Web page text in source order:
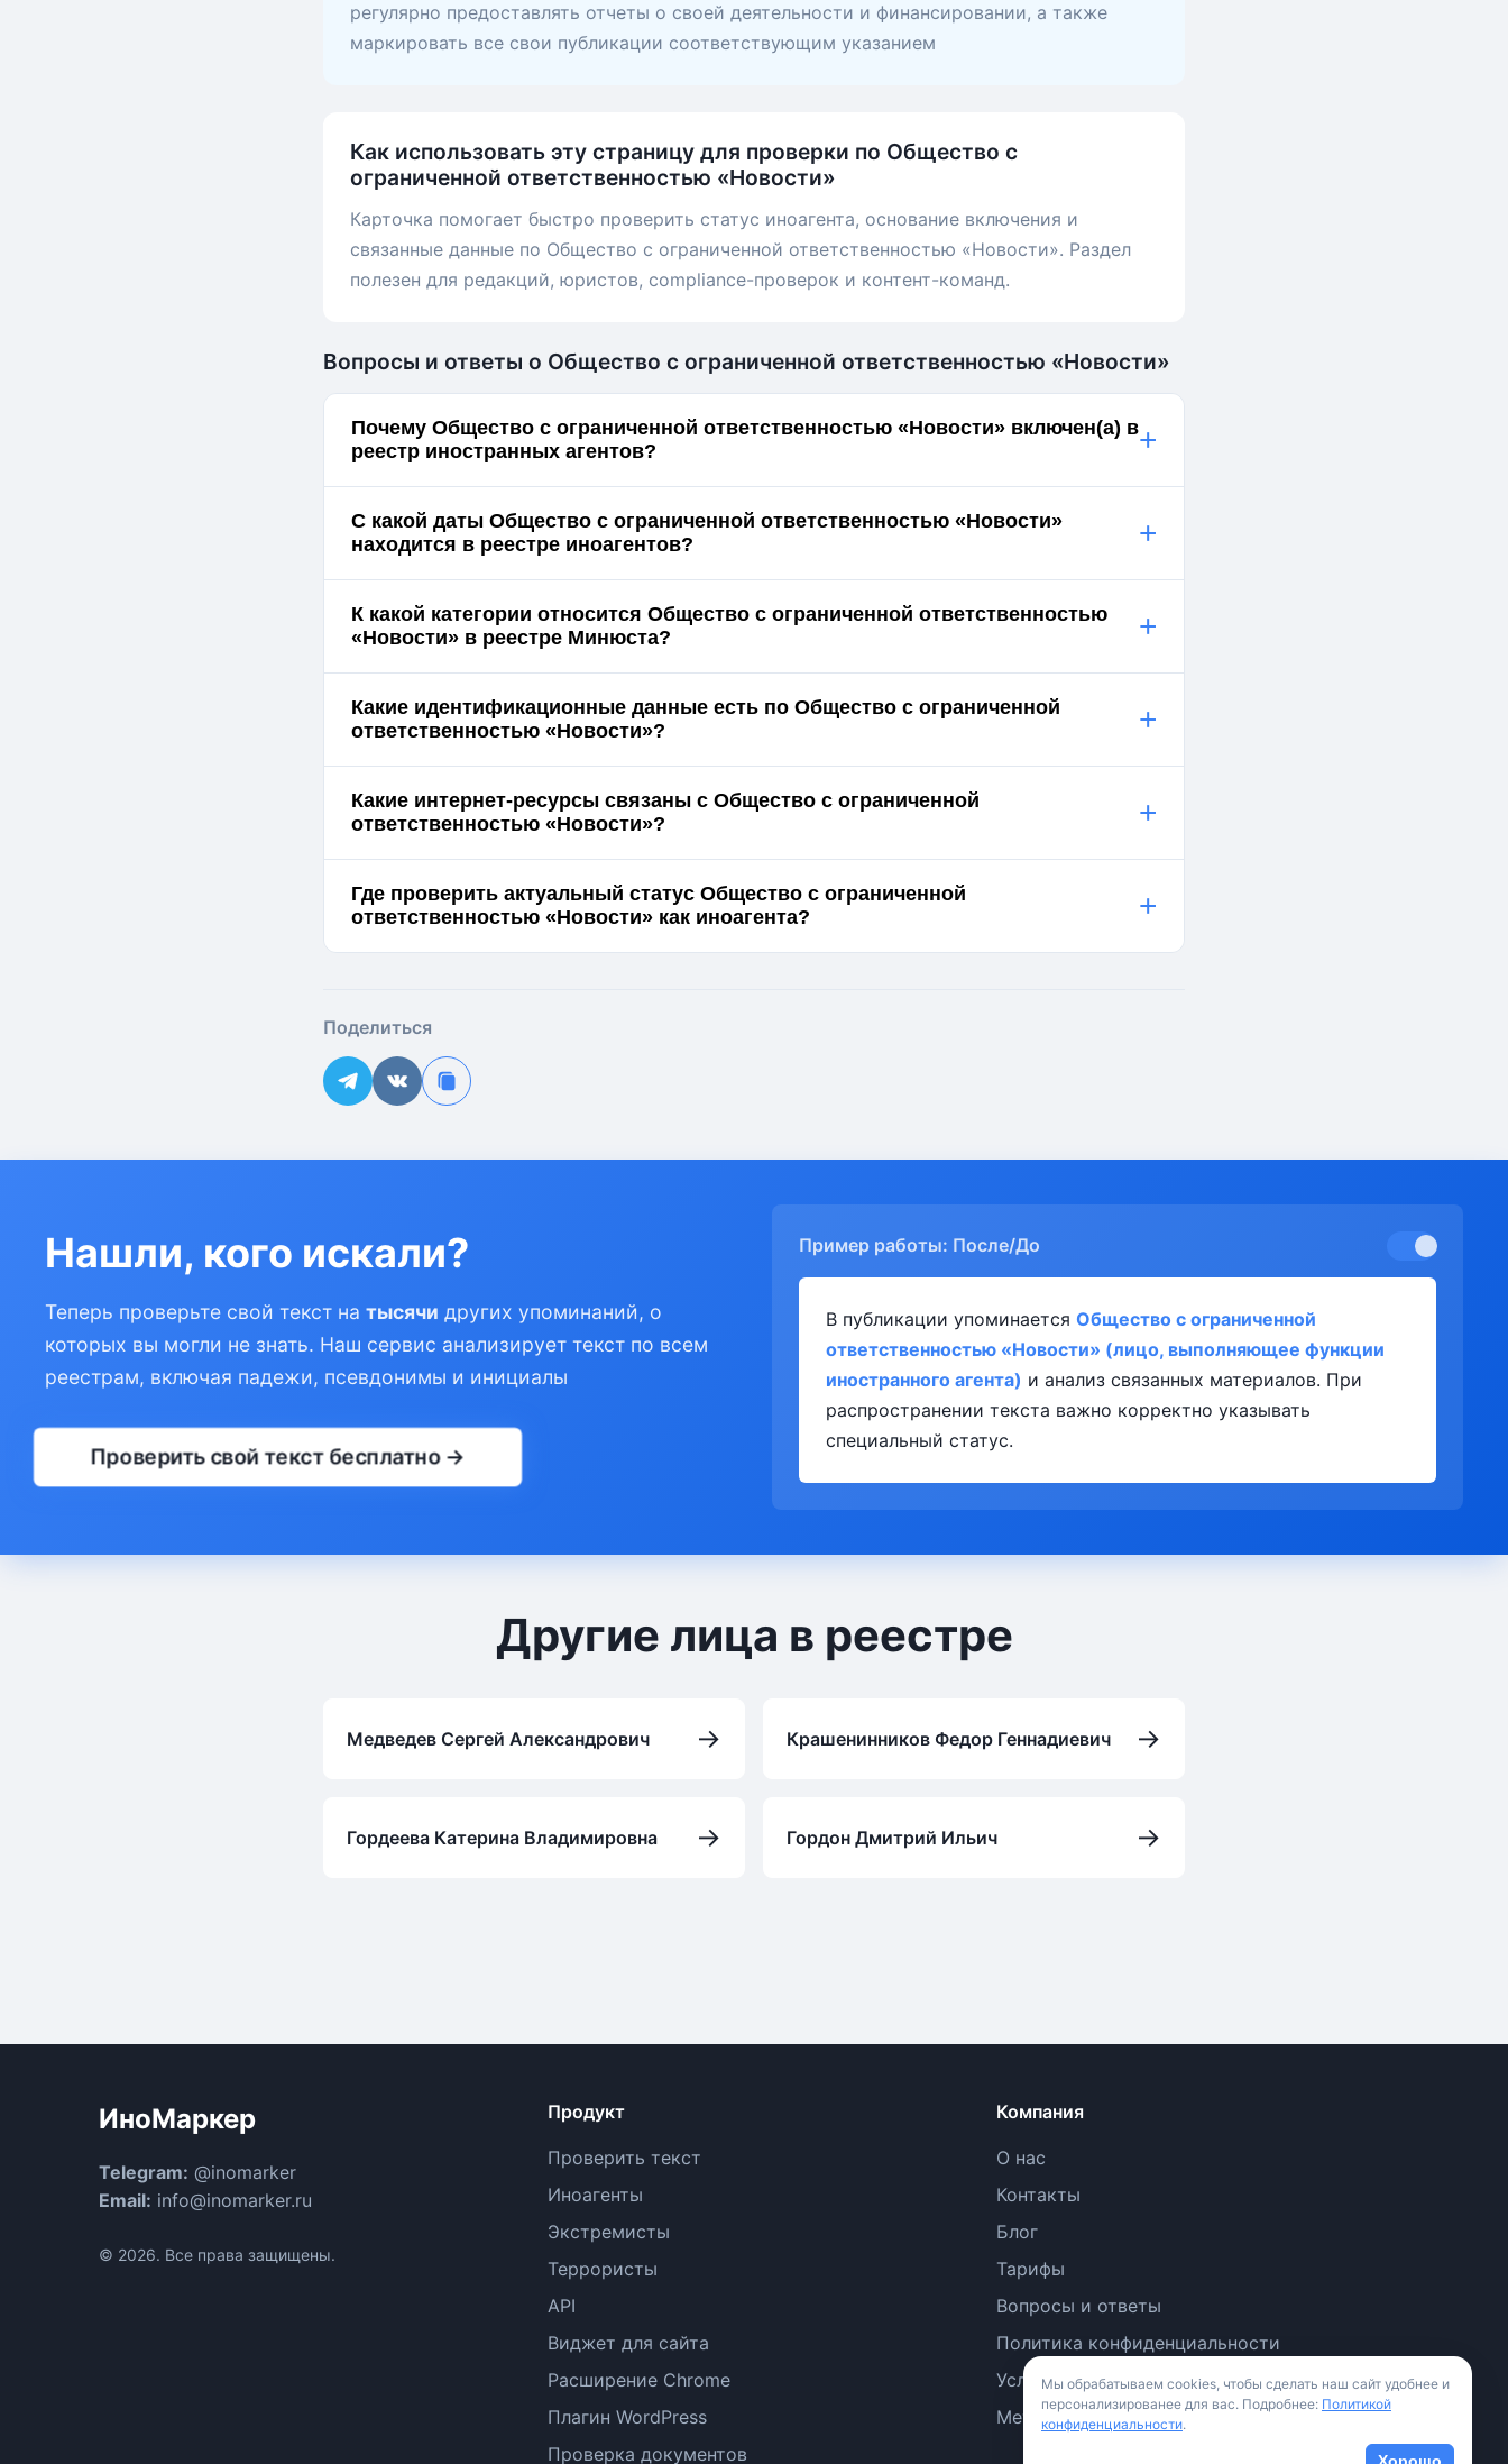
регулярно предоставлять отчеты о своей деятельности и финансировании, а также
маркировать все свои публикации соответствующим указанием
Как использовать эту страницу для проверки по Общество с
ограниченной ответственностью «Новости»
Карточка помогает быстро проверить статус иноагента, основание включения и
связанные данные по Общество с ограниченной ответственностью «Новости». Раздел
полезен для редакций, юристов, compliance-проверок и контент-команд.
Вопросы и ответы о Общество с ограниченной ответственностью «Новости»
Почему Общество с ограниченной ответственностью «Новости» включен(а) в
реестр иностранных агентов?
+
С какой даты Общество с ограниченной ответственностью «Новости»
находится в реестре иноагентов?
+
К какой категории относится Общество с ограниченной ответственностью
«Новости» в реестре Минюста?
+
Какие идентификационные данные есть по Общество с ограниченной
ответственностью «Новости»?
+
Какие интернет-ресурсы связаны с Общество с ограниченной
ответственностью «Новости»?
+
Где проверить актуальный статус Общество с ограниченной
ответственностью «Новости» как иноагента?
+
Поделиться
Нашли, кого искали?
Теперь проверьте свой текст на тысячи других упоминаний, о
которых вы могли не знать. Наш сервис анализирует текст по всем
реестрам, включая падежи, псевдонимы и инициалы
Проверить свой текст бесплатно →
Пример работы: После/До
В публикации упоминается Общество с ограниченной
ответственностью «Новости» (лицо, выполняющее функции
иностранного агента) и анализ связанных материалов. При
распространении текста важно корректно указывать
специальный статус.
Другие лица в реестре
Медведев Сергей Александрович → Крашенинников Федор Геннадиевич →
Гордеева Катерина Владимировна → Гордон Дмитрий Ильич →
ИноМаркер
Telegram: @inomarker
Email: info@inomarker.ru
© 2026. Все права защищены.
Продукт
Проверить текст
Иноагенты
Экстремисты
Террористы
API
Виджет для сайта
Расширение Chrome
Плагин WordPress
Проверка документов
Компания
О нас
Контакты
Блог
Тарифы
Вопросы и ответы
Политика конфиденциальности
Условия использования
Методология
Мы обрабатываем cookies, чтобы сделать наш сайт удобнее и
персонализированее для вас. Подробнее: Политикой
конфиденциальности.